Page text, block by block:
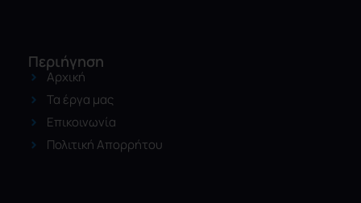
Περιήγηση
Αρχική
Τα έργα μας
Επικοινωνία
Πολιτική Απορρήτου